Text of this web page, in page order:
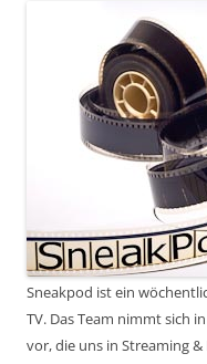
Sneakpod ist ein
TV. Das Team nimmt sich
vor, die uns in Streaming